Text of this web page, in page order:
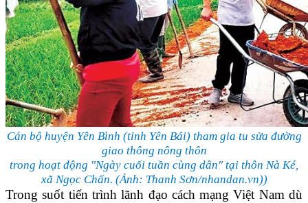
Cán bộ huyện Yên Bình (tỉnh Yên Bái) tham gia tu sửa đường
giao thông nông thôn
trong hoạt động "Ngày cuối tuần cùng dân" tại thôn Nà Ké,
xã Ngọc Chấn. (Ảnh: Thanh Sơn/nhandan.vn))
Trong suốt tiến trình lãnh đạo cách mạng Việt Nam dù